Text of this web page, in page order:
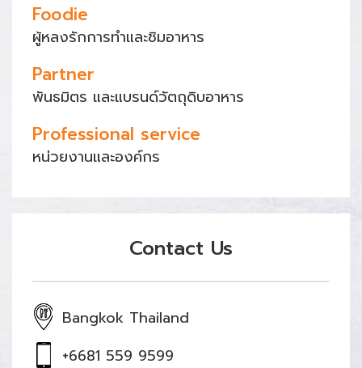
Foodie
ผู้หลงรักการทำและชิมอาหาร
Partner
พันธมิตร และแบรนด์วัตถุดิบอาหาร
Professional service
หน่วยงานและองค์กร
Contact Us
Bangkok Thailand
+6681 559 9599